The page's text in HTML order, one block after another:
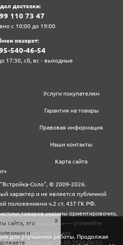
доставки:
1‍1‍0‍ 7‍3‍ 4‍7‍
с 10:00 до 19:00
возврат:
5‍4‍0‍-4‍6‍-5‍4‍
17:30, сб, вс - выходные
Услуги покупателям
Гарантия на товары
Правовая информация
Наши контакты
Карта сайта
Соло", © 2009-2026.
характер и не является публичной
положениями ч.2 ст. 437 ГК РФ.
товаров указаны ориентировочно,
моделями — уточняйте
менеджеров при заказе.
действительны до 09.08.2026 06:53.
для улучшения работы. Продолжая
сайта, это
и